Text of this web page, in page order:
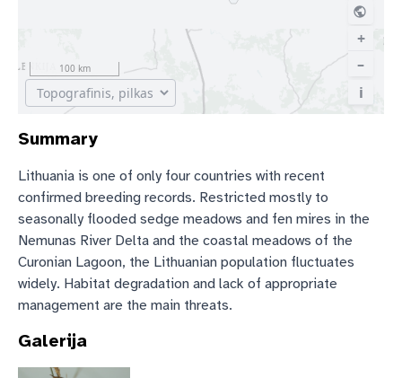
Summary
Lithuania is one of only four countries with recent
confirmed breeding records. Restricted mostly to
seasonally flooded sedge meadows and fen mires in the
Nemunas River Delta and the coastal meadows of the
Curonian Lagoon, the Lithuanian population fluctuates
widely. Habitat degradation and lack of appropriate
management are the main threats.
Galerija